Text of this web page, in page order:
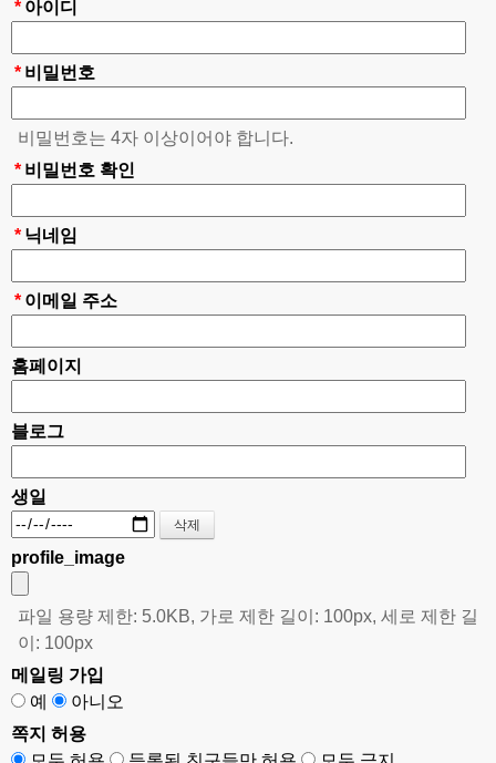
개인정보는 다음의 목적이외의 용도로는 사용되지 않으며 이
회원 가입의사 확인, 회원자격 유지·관리, 서비스 부정이용 방
지, 각종 고지·통지, 분쟁 조정을 위한 기록 보존 등을 목적으로
개인정보를 처리합니다.
나. 재화 또는 서비스 제공
콘텐츠 제공, 맞춤 서비스 제공 등을 목적으로 개인정보를 처리
합니다.
다. 마케팅 및 광고에의 활용
신규 서비스(제품) 개발 및 맞춤 서비스 제공, 접속빈도 파악 또
는 회원의 서비스 이용에 대한 통계 등을 목적으로 개인정보를
2. 개인정보 파일 현황
개인정보 항목 : 이메일, 비밀번호, 로그인ID, 생년월일, 서비
스 이용 기록, 접속 로그, 쿠키, 접속 IP 정보
수집방법 : 홈페이지
보유기간 : 지체없이 파기
아이디
*
비밀번호
*
비밀번호는 4자 이상이어야 합니다.
비밀번호 확인
*
* 닉네임
* 이메일 주소
홈페이지
블로그
생일
profile_image
파일 용량 제한: 5.0KB, 가로 제한 길이: 100px, 세로 제한 길
이: 100px
메일링 가입
예
아니오
쪽지 허용